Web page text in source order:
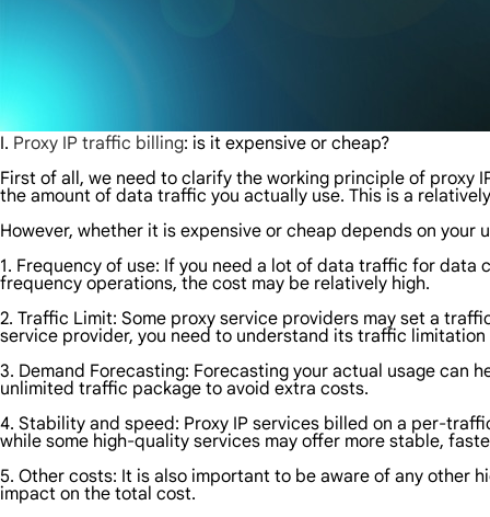
I. Proxy IP traffic billing: is it expensive or cheap?
First of all, we need to clarify the working principle of proxy
the amount of data traffic you actually use. This is a
However, whether it is expensive or cheap depends on
1. Frequency of use: If you need a lot of data traffic for
frequency operations, the cost may be relatively high.
2. Traffic Limit: Some proxy service providers may set a
service provider, you need to understand its traffic
3. Demand Forecasting: Forecasting your actual usage can
unlimited traffic package to avoid extra costs.
4. Stability and speed: Proxy IP services billed on a per-
while some high-quality services may offer more stable,
5. Other costs: It is also important to be aware of any other
impact on the total cost.